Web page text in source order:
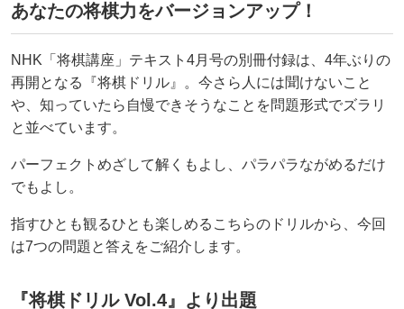
あなたの将棋力をバージョンアップ！
NHK「将棋講座」テキスト4月号の別冊付録は、4年ぶりの
再開となる『将棋ドリル』。今さら人には聞けないこと
や、知っていたら自慢できそうなことを問題形式でズラリ
と並べています。
パーフェクトめざして解くもよし、パラパラながめるだけ
でもよし。
指すひとも観るひとも楽しめるこちらのドリルから、今回
は7つの問題と答えをご紹介します。
『将棋ドリル Vol.4』より出題